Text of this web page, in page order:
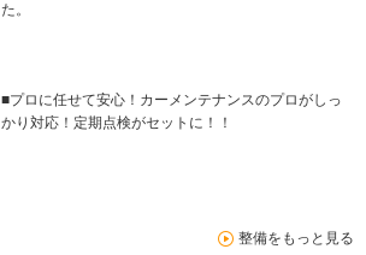
た。
■プロに任せて安心！カーメンテナンスのプロがしっ
かり対応！定期点検がセットに！！
整備をもっと見る